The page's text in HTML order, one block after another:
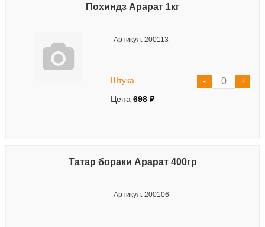
Похиндз Арарат 1кг
Артикул: 200113
Штука
Цена 698 ₽
Татар бораки Арарат 400гр
Артикул: 200106